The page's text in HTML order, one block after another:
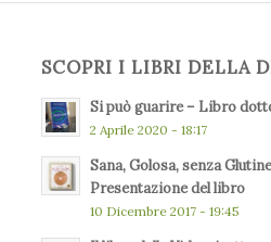
SCOPRI I LIBRI DELLA
Si può guarire – Libro
2 Aprile 2020 - 18:17
Sana, Golosa, senza
Presentazione del libro
10 Dicembre 2017 - 19:45